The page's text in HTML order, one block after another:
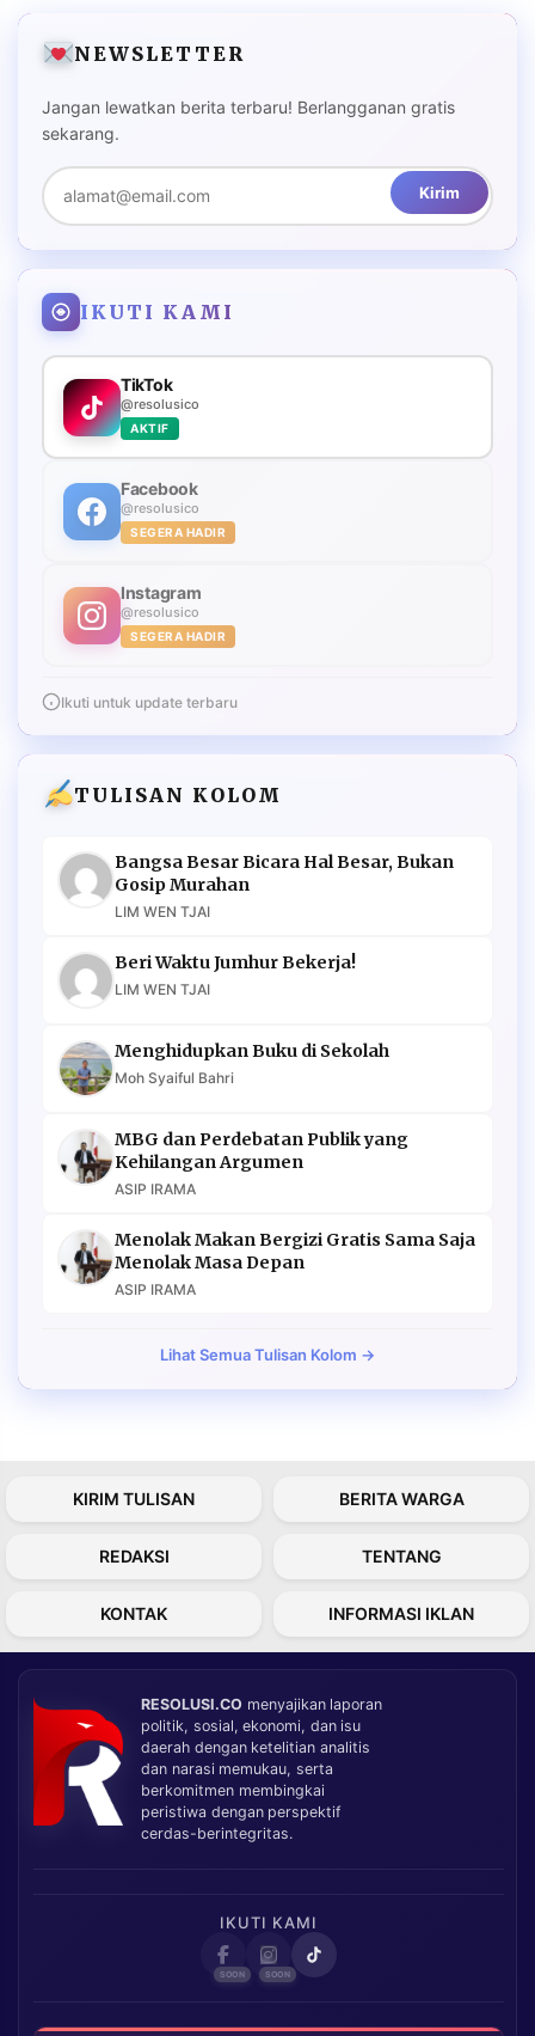
NEWSLETTER
Jangan lewatkan berita terbaru! Berlangganan gratis
sekarang.
Kirim
IKUTI KAMI
TikTok
@resolusico
AKTIF
Facebook
@resolusico
SEGERA HADIR
Instagram
@resolusico
SEGERA HADIR
Ikuti untuk update terbaru
TULISAN KOLOM
Bangsa Besar Bicara Hal Besar, Bukan
Gosip Murahan
LIM WEN TJAI
Beri Waktu Jumhur Bekerja!
LIM WEN TJAI
Menghidupkan Buku di Sekolah
Moh Syaiful Bahri
MBG dan Perdebatan Publik yang
Kehilangan Argumen
ASIP IRAMA
Menolak Makan Bergizi Gratis Sama Saja
Menolak Masa Depan
ASIP IRAMA
Lihat Semua Tulisan Kolom →
KIRIM TULISAN BERITA WARGA
REDAKSI TENTANG
KONTAK INFORMASI IKLAN
RESOLUSI.CO menyajikan laporan
politik, sosial, ekonomi, dan isu
daerah dengan ketelitian analitis
dan narasi memukau, serta
berkomitmen membingkai
peristiwa dengan perspektif
cerdas-berintegritas.
IKUTI KAMI